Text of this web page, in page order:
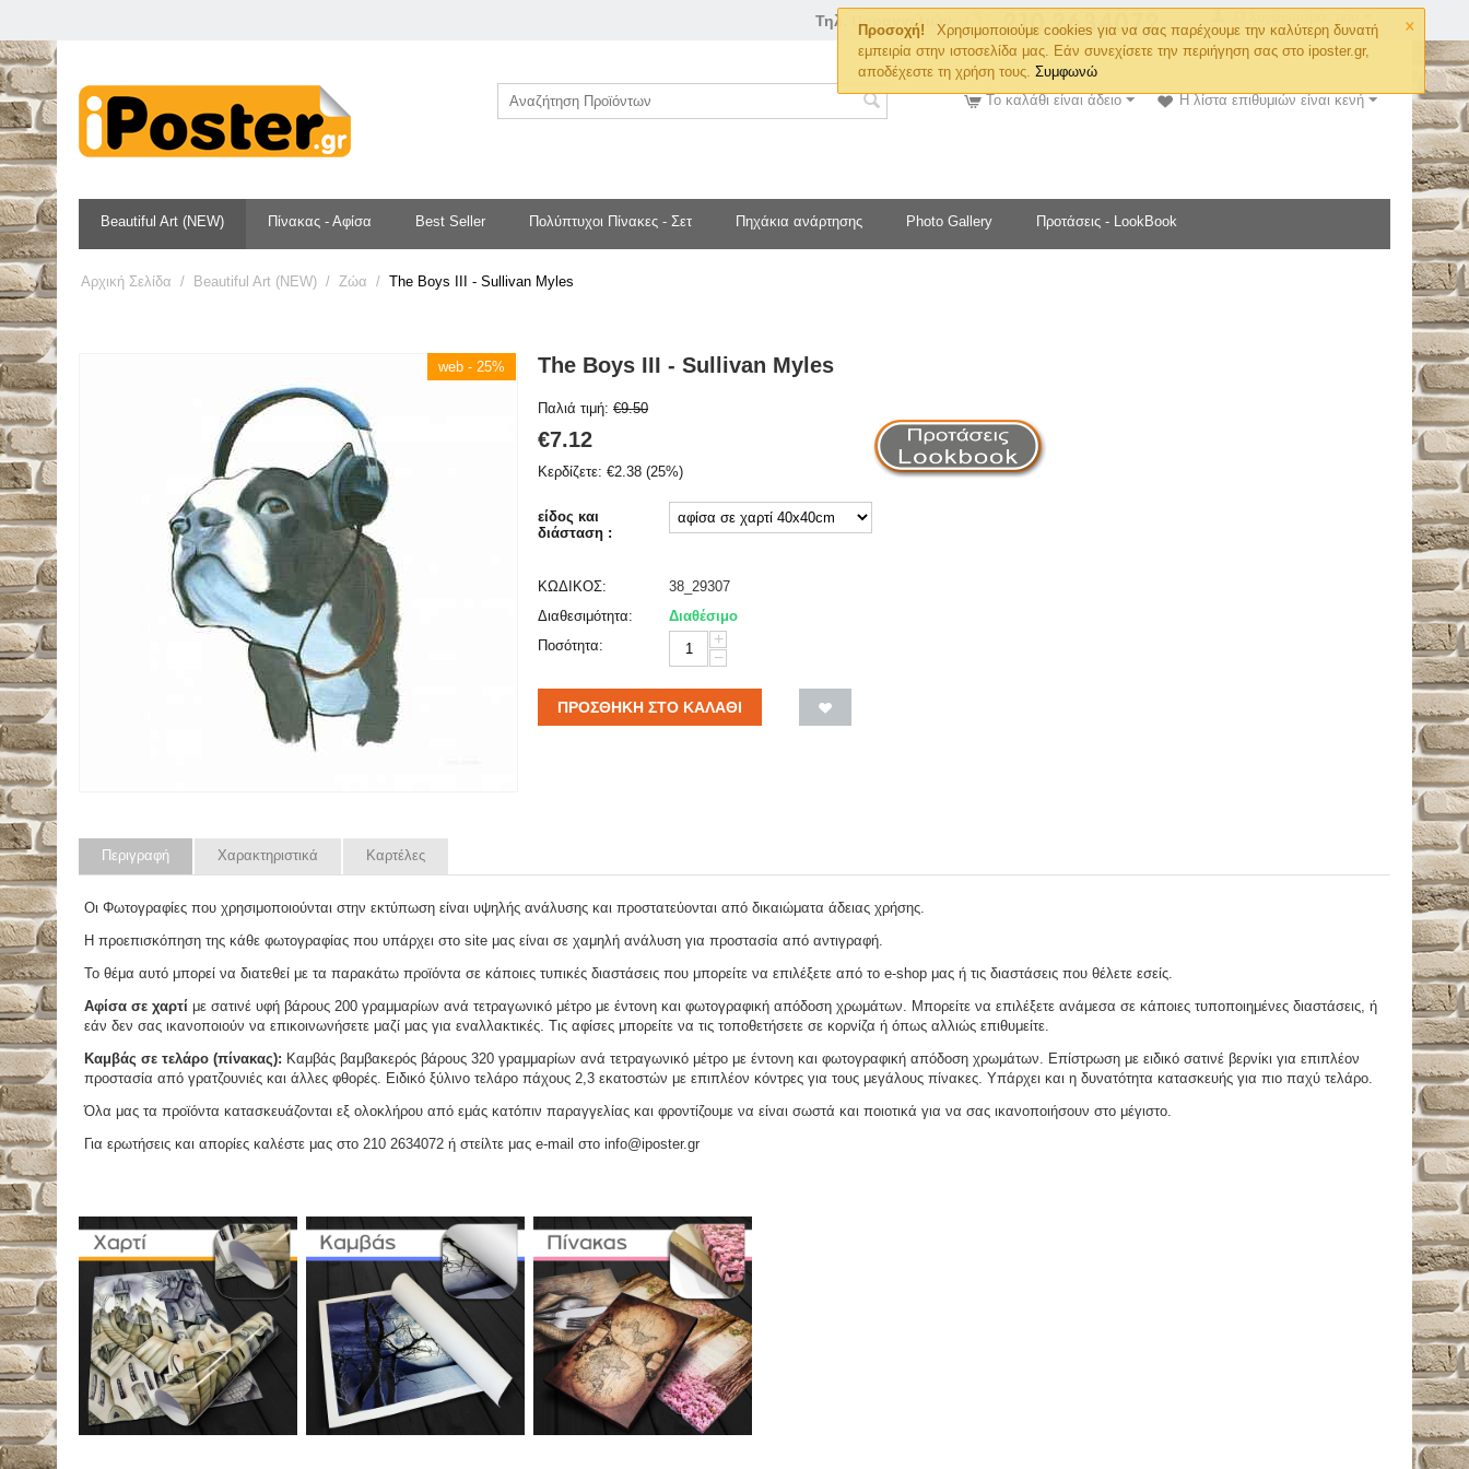
×
Προσοχή!
Χρησιμοποιούμε cookies για να σας παρέχουμε την καλύτερη δυνατή
εμπειρία στην ιστοσελίδα μας. Εάν συνεχίσετε την περιήγηση σας στο iposter.gr,
αποδέχεστε τη χρήση τους.Συμφωνώ
Τηλ. Παραγγελιών
Η λίστα επιθυμιών είναι κενή
Το καλάθι είναι άδειο
Beautiful Art (NEW) Πίνακας - Αφίσα Best Seller Πολύπτυχοι Πίνακες - Σετ Πηχάκια ανάρτησης Photo Gallery Προτάσεις - LookBook
Αρχική Σελίδα / Beautiful Art (NEW) / Ζώα / The Boys III - Sullivan Myles
web - 25% The Boys III - Sullivan Myles
Παλιά τιμή: €9.50
€7.12
Κερδίζετε: €2.38 (25%)
είδος και
διάσταση :
ΚΩΔΙΚΟΣ:
38_29307
Διαθεσιμότητα:
Διαθέσιμο
Ποσότητα:
+
−
ΠΡΟΣΘΉΚΗ ΣΤΟ ΚΑΛΆΘΙ
Περιγραφή Χαρακτηριστικά Καρτέλες
Οι Φωτογραφίες που χρησιμοποιούνται στην εκτύπωση είναι υψηλής ανάλυσης και προστατεύονται από δικαιώματα άδειας χρήσης.
Η προεπισκόπηση της κάθε φωτογραφίας που υπάρχει στο site μας είναι σε χαμηλή ανάλυση για προστασία από αντιγραφή.
Το θέμα αυτό μπορεί να διατεθεί με τα παρακάτω προϊόντα σε κάποιες τυπικές διαστάσεις που μπορείτε να επιλέξετε από το e-shop μας ή τις διαστάσεις που θέλετε εσείς.
Αφίσα σε χαρτί με σατινέ υφή βάρους 200 γραμμαρίων ανά τετραγωνικό μέτρο με έντονη και φωτογραφική απόδοση χρωμάτων. Μπορείτε να επιλέξετε ανάμεσα σε κάποιες τυποποιημένες διαστάσεις, ή
εάν δεν σας ικανοποιούν να επικοινωνήσετε μαζί μας για εναλλακτικές. Τις αφίσες μπορείτε να τις τοποθετήσετε σε κορνίζα ή όπως αλλιώς επιθυμείτε.
Καμβάς σε τελάρο (πίνακας): Καμβάς βαμβακερός βάρους 320 γραμμαρίων ανά τετραγωνικό μέτρο με έντονη και φωτογραφική απόδοση χρωμάτων. Επίστρωση με ειδικό σατινέ βερνίκι για επιπλέον
προστασία από γρατζουνιές και άλλες φθορές. Ειδικό ξύλινο τελάρο πάχους 2,3 εκατοστών με επιπλέον κόντρες για τους μεγάλους πίνακες. Υπάρχει και η δυνατότητα κατασκευής για πιο παχύ τελάρο.
Όλα μας τα προϊόντα κατασκευάζονται εξ ολοκλήρου από εμάς κατόπιν παραγγελίας και φροντίζουμε να είναι σωστά και ποιοτικά για να σας ικανοποιήσουν στο μέγιστο.
Για ερωτήσεις και απορίες καλέστε μας στο 210 2634072 ή στείλτε μας e-mail στο info@iposter.gr